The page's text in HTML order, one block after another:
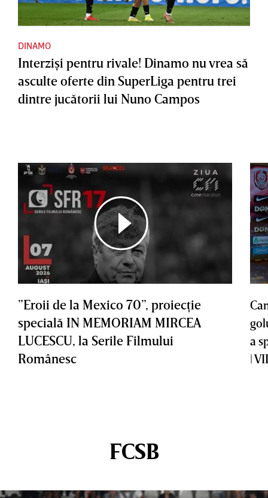
DINAMO
Interzişi pentru rivale! Dinamo nu vrea să
asculte oferte din SuperLiga pentru trei
dintre jucătorii lui Nuno Campos
”Eroii de la Mexico 70”, proiecţie
specială IN MEMORIAM MIRCEA
LUCESCU, la Serile Filmului
Românesc
a
|
FCSB